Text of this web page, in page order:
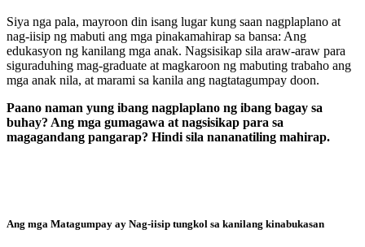
Siya nga pala, mayroon din isang lugar kung saan nagplaplano at
nag-iisip ng mabuti ang mga pinakamahirap sa bansa: Ang
edukasyon ng kanilang mga anak. Nagsisikap sila araw-araw para
siguraduhing mag-graduate at magkaroon ng mabuting trabaho ang
mga anak nila, at marami sa kanila ang nagtatagumpay doon.
Paano naman yung ibang nagplaplano ng ibang bagay sa
buhay? Ang mga gumagawa at nagsisikap para sa
magagandang pangarap? Hindi sila nananatiling mahirap.
Ang mga Matagumpay ay Nag-iisip tungkol sa kanilang kinabukasan